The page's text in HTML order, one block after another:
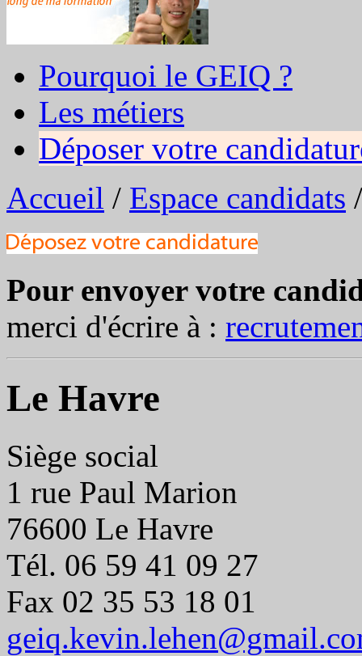
Pourquoi le GEIQ ?
Les métiers
Déposer votre
Accueil / Espace candidats
Pour envoyer votre
merci d'écrire à :
Le Havre
Siège social
1 rue Paul Marion
76600 Le Havre
Tél. 06 59 41 09 27
Fax 02 35 53 18 01